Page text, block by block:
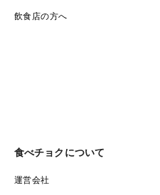
飲食店の方へ
食べチョクについて
運営会社